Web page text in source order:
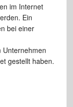
im Internet
Ein
bei einer
Unternehmen
gestellt haben.